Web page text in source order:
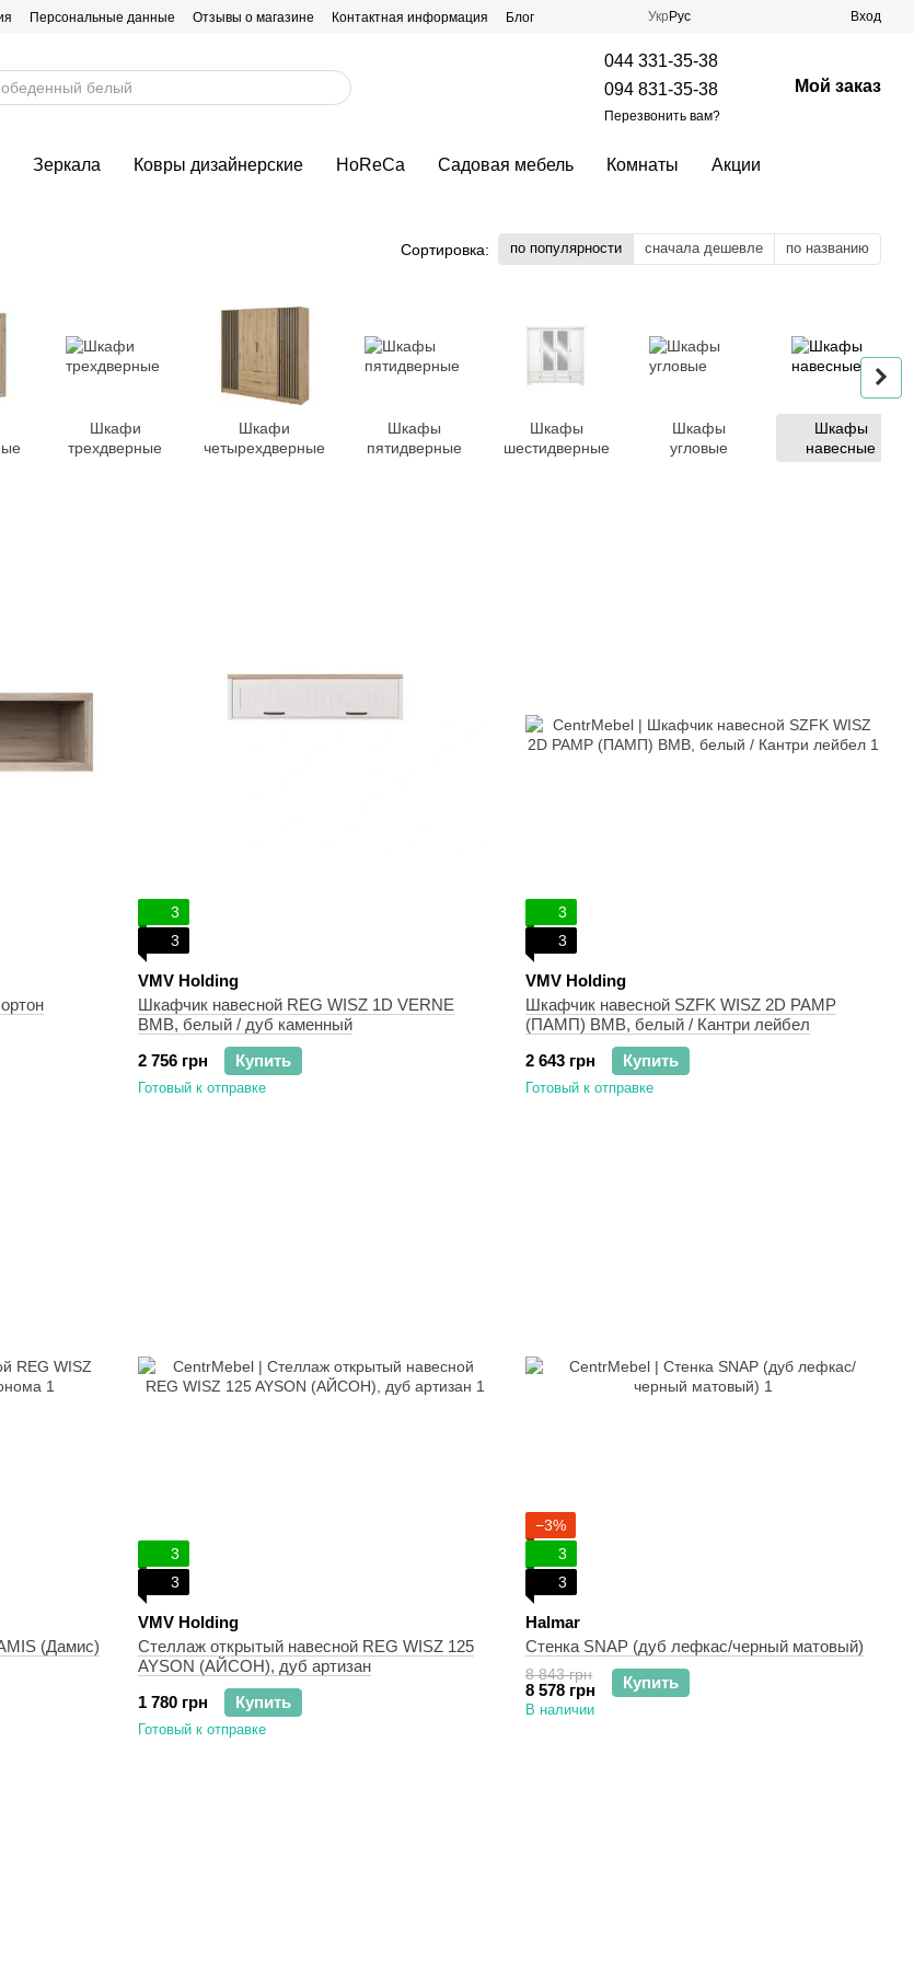
Персональные данные Отзывы о магазине Контактная информация Блог Укр Рус Вход
044 331-35-38
094 831-35-38
Перезвонить вам?
Мой заказ
Зеркала Ковры дизайнерские HoReCa Садовая мебель Комнаты Акции
Сортировка: по популярности сначала дешевле по названию
Шкафи
трехдверные
Шкафи
четырехдверные
Шкафы
пятидверные
Шкафы
шестидверные
Шкафы
угловые
Шкафы
навесные
3
3
VMV Holding
Шкафчик навесной REG WISZ 1D VERNE
ВМВ, белый / дуб каменный
2 756 грн
Купить
Готовый к отправке
3
3
VMV Holding
Шкафчик навесной SZFK WISZ 2D PAMP
(ПАМП) ВМВ, белый / Кантри лейбел
2 643 грн
Купить
Готовый к отправке
(Дамис)
3
3
VMV Holding
Стеллаж открытый навесной REG WISZ 125
AYSON (АЙСОН), дуб артизан
1 780 грн
Купить
Готовый к отправке
−3%
3
3
Halmar
Стенка SNAP (дуб лефкас/черный матовый)
8 843 грн
8 578 грн Купить
В наличии